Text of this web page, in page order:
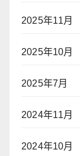
2025年11月
2025年10月
2025年7月
2024年11月
2024年10月